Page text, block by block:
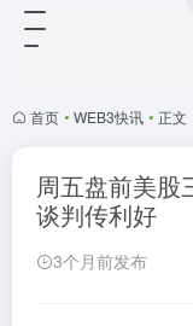
首页 • WEB3快讯 • 正文
周五盘前美股
谈判传利好
3个月前发布